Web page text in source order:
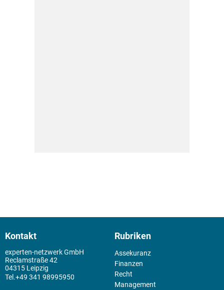
Kontakt
experten-netzwerk GmbH
Reclamstraße 42
04315 Leipzig
+49 341 98995950
Rubriken
Assekuranz
Finanzen
Recht
Management